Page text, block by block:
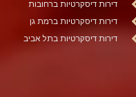
דירות דיסקרטיות ברחובות
דירות דיסקרטיות ברמת גן
דירות דיסקרטיות בתל אביב